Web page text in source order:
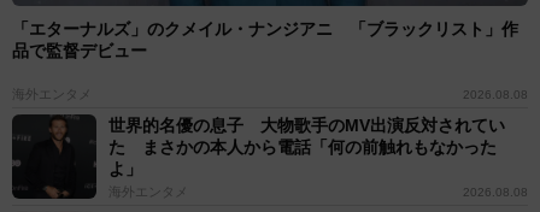
「エターナルズ」のクメイル・ナンジアニ 「ブラックリスト」作
品で監督デビュー
海外エンタメ 2026.08.08
世界的名優の息子 大物歌手のMV出演反対されてい
た まさかの本人から電話「何の前触れもなかった
よ」
海外エンタメ 2026.08.08